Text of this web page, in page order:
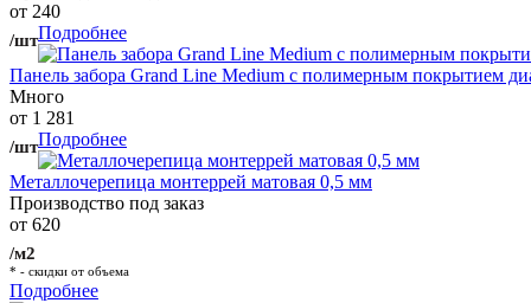
от 240
/штПодробнее
Панель забора Grand Line Medium с полимерным покрытием
Много
от 1 281
/штПодробнее
Металлочерепица монтеррей матовая 0,5 мм
Производство под заказ
от 620
/м2
* - скидки от объема
Подробнее